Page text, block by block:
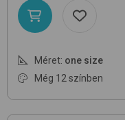
Méret: one size
Még 12 színben